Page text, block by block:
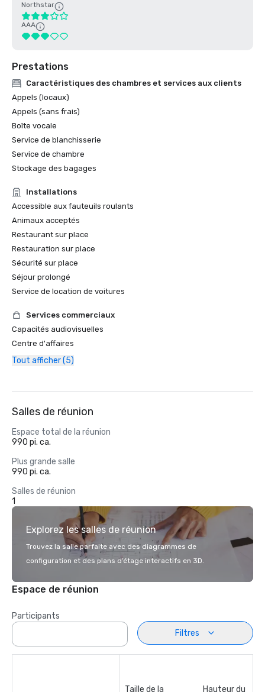
Northstar
AAA
Prestations
Caractéristiques des chambres et services aux clients
Appels (locaux)
Appels (sans frais)
Boîte vocale
Service de blanchisserie
Service de chambre
Stockage des bagages
Installations
Accessible aux fauteuils roulants
Animaux acceptés
Restaurant sur place
Restauration sur place
Sécurité sur place
Séjour prolongé
Service de location de voitures
Services commerciaux
Capacités audiovisuelles
Centre d'affaires
Tout afficher (5)
Salles de réunion
Espace total de la réunion
990 pi. ca.
Plus grande salle
990 pi. ca.
Salles de réunion
1
Explorez les salles de réunion
Trouvez la salle parfaite avec des diagrammes de
configuration et des plans d’étage interactifs en 3D.
Espace de réunion
Participants
Filtres
Taille de la
Hauteur du